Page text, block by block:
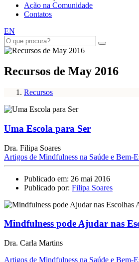
Ação na Comunidade
Contatos
EN
Recursos de May 2016
Recursos
Uma Escola para Ser
Dra. Filipa Soares
Artigos de Mindfulness na Saúde e Bem-
Publicado em: 26 mai 2016
Publicado por: Filipa Soares
Mindfulness pode Ajudar nas
Dra. Carla Martins
Artigos de Mindfulness na Saúde e Bem-